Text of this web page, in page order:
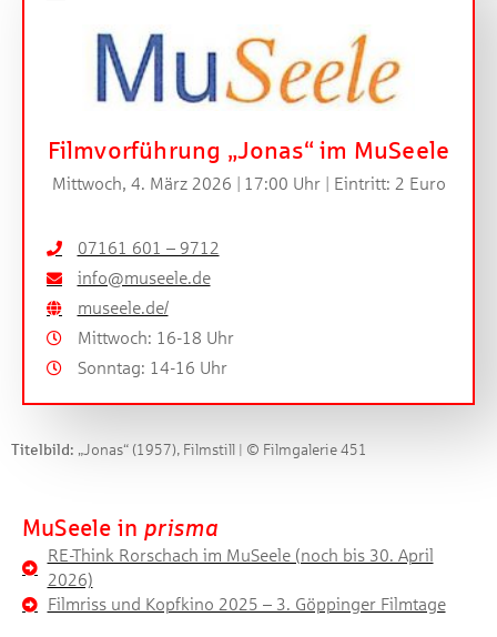
Filmvorführung „Jonas“ im MuSeele
Mittwoch, 4. März 2026 | 17:00 Uhr | Eintritt: 2 Euro
07161 601 – 9712
info@museele.de
museele.de/
Mittwoch: 16-18 Uhr
Sonntag: 14-16 Uhr
Titelbild: „Jonas“ (1957), Filmstill | © Filmgalerie 451
MuSeele in prisma
RE-Think Rorschach im MuSeele (noch bis 30. April
2026)
Filmriss und Kopfkino 2025 – 3. Göppinger Filmtage